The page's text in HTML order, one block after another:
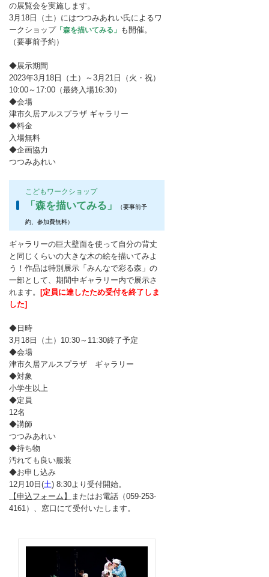
の展覧会を実施します。
3月18日（土）にはつつみあれい氏によるワ
ークショップ「森を描いてみる」 も開催。
（要事前予約）
◆展示期間
2023年3月18日（土）～3月21日（火・祝）
10:00～17:00（最終入場16:30）
◆会場
津市久居アルスプラザ ギャラリー
◆料金
入場無料
◆企画協力
つつみあれい
こどもワークショップ
「森を描いてみる」 （要事前予
約、参加費無料）
ギャラリーの巨大壁面を使って自分の背丈
と同じくらいの大きな木の絵を描いてみよ
う！作品は特別展示「みんなで彩る森」の
一部として、期間中ギャラリー内で展示さ
れます。
[定員に達したため受付を終了しま
した]
◆日時
3月18日（土）10:30～11:30終了予定
◆会場
津市久居アルスプラザ ギャラリー
◆対象
小学生以上
◆定員
12名
◆講師
つつみあれい
◆持ち物
汚れても良い服装
◆お申し込み
12月10日(土) 8:30より受付開始。
【申込フォーム】
またはお電話（059-253-
4161）、窓口にて受付いたします。